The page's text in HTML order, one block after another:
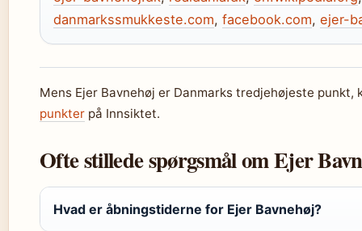
danmarkssmukkeste.com, facebook.com, ejer-
Mens Ejer Bavnehøj er Danmarks tredjehøjeste
punkter på Innsiktet.
Ofte stillede spørgsmål om Ejer
Hvad er åbningstiderne for Ejer Bavnehøj?